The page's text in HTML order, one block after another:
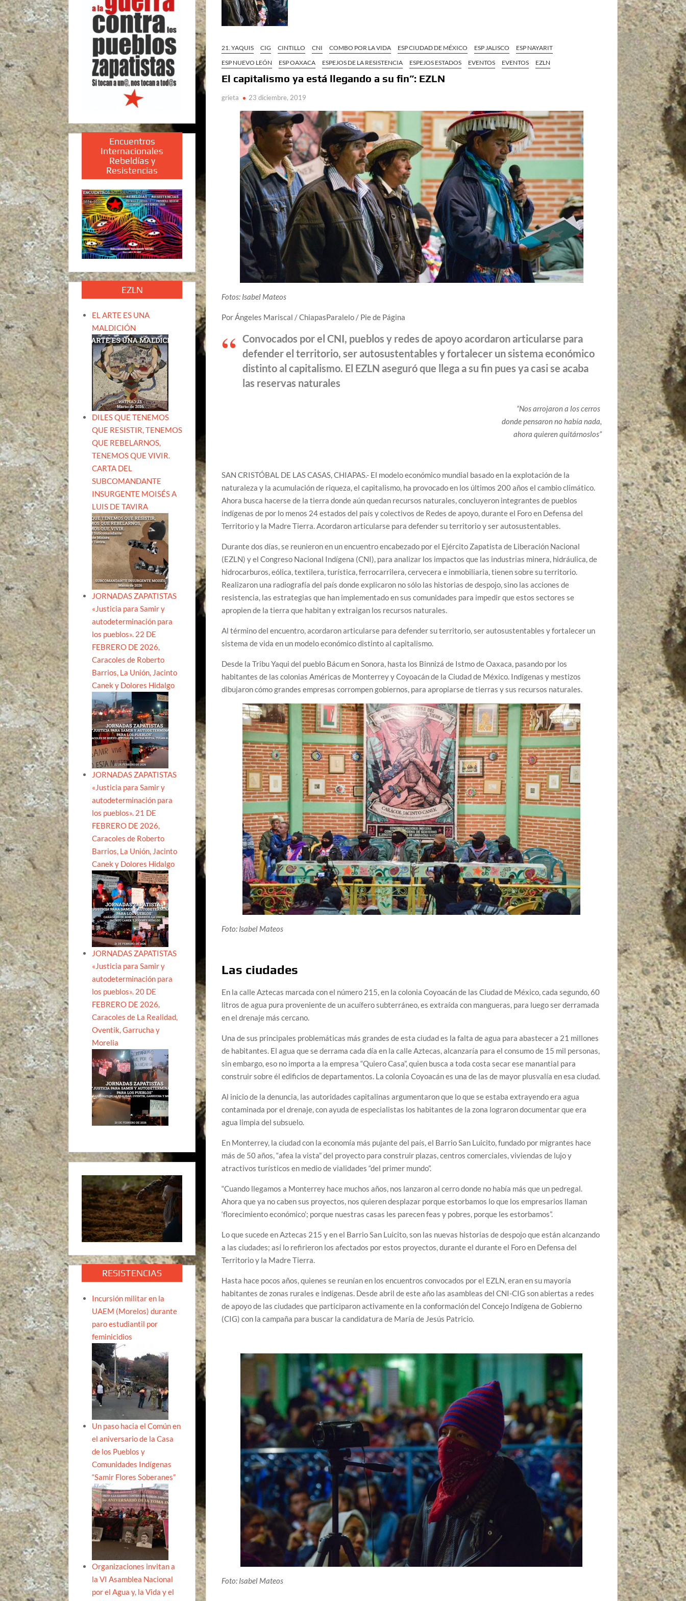
21. YAQUIS CIG CINTILLO CNI COMBO POR LA VIDA ESP CIUDAD DE MÉXICO ESP JALISCO
ESP NAYARIT
ESP NUEVO LEÓN
ESP OAXACA ESPEJOS DE LA RESISTENCIA ESPEJOS ESTADOS EVENTOS EVENTOS EZLN
El capitalismo ya está llegando a su fin”: EZLN
grieta 23 diciembre, 2019
Fotos: Isabel Mateos
Por Ángeles Mariscal / ChiapasParalelo / Pie de Página
Convocados por el CNI, pueblos y redes de apoyo acordaron articularse para
defender el territorio, ser autosustentables y fortalecer un sistema económico
distinto al capitalismo. El EZLN aseguró que llega a su fin pues ya casi se acaba
las reservas naturales
“Nos arrojaron a los cerros
donde pensaron no había nada,
ahora quieren quitárnoslos”
SAN CRISTÓBAL DE LAS CASAS, CHIAPAS.- El modelo económico mundial basado en la explotación de la
naturaleza y la acumulación de riqueza, el capitalismo, ha provocado en los últimos 200 años el cambio climático.
Ahora busca hacerse de la tierra donde aún quedan recursos naturales, concluyeron integrantes de pueblos
indígenas de por lo menos 24 estados del país y colectivos de Redes de apoyo, durante el Foro en Defensa del
Territorio y la Madre Tierra. Acordaron articularse para defender su territorio y ser autosustentables.
Durante dos días, se reunieron en un encuentro encabezado por el Ejército Zapatista de Liberación Nacional
(EZLN) y el Congreso Nacional Indígena (CNI), para analizar los impactos que las industrias minera, hidráulica, de
hidrocarburos, eólica, textilera, turística, ferrocarrilera, cervecera e inmobiliaria, tienen sobre su territorio.
Realizaron una radiografía del país donde explicaron no sólo las historias de despojo, sino las acciones de
resistencia, las estrategias que han implementado en sus comunidades para impedir que estos sectores se
apropien de la tierra que habitan y extraigan los recursos naturales.
Al término del encuentro, acordaron articularse para defender su territorio, ser autosustentables y fortalecer un
sistema de vida en un modelo económico distinto al capitalismo.
Desde la Tribu Yaqui del pueblo Bácum en Sonora, hasta los Binnizá de Istmo de Oaxaca, pasando por los
habitantes de las colonias Américas de Monterrey y Coyoacán de la Ciudad de México. Indígenas y mestizos
dibujaron cómo grandes empresas corrompen gobiernos, para apropiarse de tierras y sus recursos naturales.
Foto: Isabel Mateos
Las ciudades
En la calle Aztecas marcada con el número 215, en la colonia Coyoacán de las Ciudad de México, cada segundo, 60
litros de agua pura proveniente de un acuífero subterráneo, es extraída con mangueras, para luego ser derramada
en el drenaje más cercano.
Una de sus principales problemáticas más grandes de esta ciudad es la falta de agua para abastecer a 21 millones
de habitantes. El agua que se derrama cada día en la calle Aztecas, alcanzaría para el consumo de 15 mil personas,
sin embargo, eso no importa a la empresa “Quiero Casa”, quien busca a toda costa secar ese manantial para
construir sobre él edificios de departamentos. La colonia Coyoacán es una de las de mayor plusvalía en esa ciudad.
Al inicio de la denuncia, las autoridades capitalinas argumentaron que lo que se estaba extrayendo era agua
contaminada por el drenaje, con ayuda de especialistas los habitantes de la zona lograron documentar que era
agua limpia del subsuelo.
En Monterrey, la ciudad con la economía más pujante del país, el Barrio San Luicito, fundado por migrantes hace
más de 50 años, “afea la vista” del proyecto para construir plazas, centros comerciales, viviendas de lujo y
atractivos turísticos en medio de vialidades “del primer mundo”.
“Cuando llegamos a Monterrey hace muchos años, nos lanzaron al cerro donde no había más que un pedregal.
Ahora que ya no caben sus proyectos, nos quieren desplazar porque estorbamos lo que los empresarios llaman
‘florecimiento económico’; porque nuestras casas les parecen feas y pobres, porque les estorbamos”.
Lo que sucede en Aztecas 215 y en el Barrio San Luicito, son las nuevas historias de despojo que están alcanzando
a las ciudades; así lo refirieron los afectados por estos proyectos, durante el durante el Foro en Defensa del
Territorio y la Madre Tierra.
Hasta hace pocos años, quienes se reunían en los encuentros convocados por el EZLN, eran en su mayoría
habitantes de zonas rurales e indígenas. Desde abril de este año las asambleas del CNI-CIG son abiertas a redes
de apoyo de las ciudades que participaron activamente en la conformación del Concejo Indígena de Gobierno
(CIG) con la campaña para buscar la candidatura de María de Jesús Patricio.
Foto: Isabel Mateos
Encuentros
Internacionales
Rebeldías y
Resistencias
EZLN
EL ARTE ES UNA
MALDICIÓN
DILES QUE TENEMOS
QUE RESISTIR, TENEMOS
QUE REBELARNOS,
TENEMOS QUE VIVIR.
CARTA DEL
SUBCOMANDANTE
INSURGENTE MOISÉS A
LUIS DE TAVIRA
JORNADAS ZAPATISTAS
«Justicia para Samir y
autodeterminación para
los pueblos». 22 DE
FEBRERO DE 2026,
Caracoles de Roberto
Barrios, La Unión, Jacinto
Canek y Dolores Hidalgo
JORNADAS ZAPATISTAS
«Justicia para Samir y
autodeterminación para
los pueblos». 21 DE
FEBRERO DE 2026,
Caracoles de Roberto
Barrios, La Unión, Jacinto
Canek y Dolores Hidalgo
JORNADAS ZAPATISTAS
«Justicia para Samir y
autodeterminación para
los pueblos». 20 DE
FEBRERO DE 2026,
Caracoles de La Realidad,
Oventik, Garrucha y
Morelia
RESISTENCIAS
Incursión militar en la
UAEM (Morelos) durante
paro estudiantil por
feminicidios
Un paso hacia el Común en
el aniversario de la Casa
de los Pueblos y
Comunidades Indígenas
“Samir Flores Soberanes”
Organizaciones invitan a
la VI Asamblea Nacional
por el Agua y, la Vida y el